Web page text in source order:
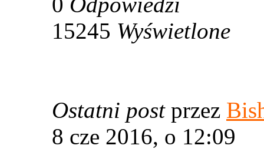
15245 Wyświetlone
Ostatni post przez
8 cze 2016, o 12:09